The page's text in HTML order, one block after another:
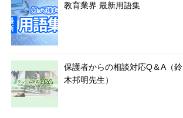
教育業界 最新用語集
保護者からの相談対応Q＆A（鈴
木邦明先生）